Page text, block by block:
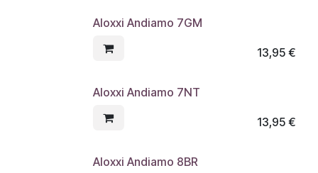
Aloxxi Andiamo 7GM
13,95€
Aloxxi Andiamo 7NT
13,95€
Aloxxi Andiamo 8BR